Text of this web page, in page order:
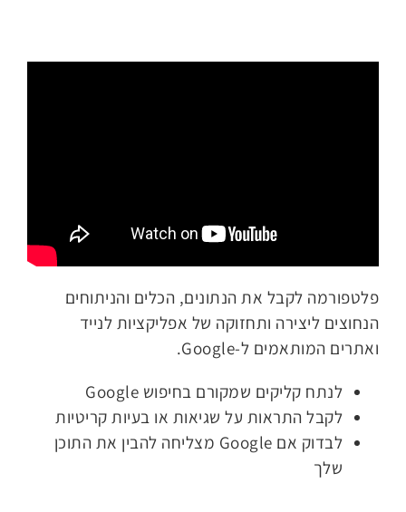
פלטפורמה לקבל את הנתונים, הכלים והניתוחים
הנחוצים ליצירה ותחזוקה של אפליקציות לנייד
ואתרים המותאמים ל-Google.
לנתח קליקים שמקורם בחיפוש Google
לקבל התראות על שגיאות או בעיות קריטיות
לבדוק אם Google מצליחה להבין את התוכן
שלך